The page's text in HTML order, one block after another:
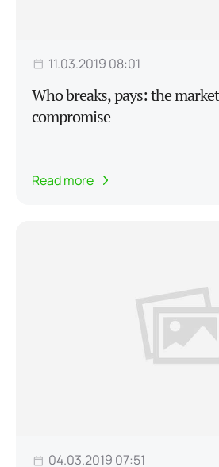
11.03.2019 08:01
Who breaks, pays: the
compromise
Read more
04.03.2019 07:51